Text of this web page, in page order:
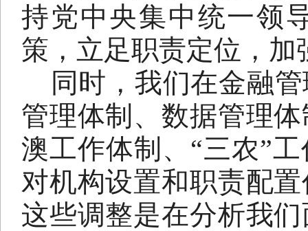
持党中央集中统一领
策，立足职责定位，
同时，我们在金融
管理体制、数据管理
澳工作体制、“三农”
对机构设置和职责配
这些调整是在分析我